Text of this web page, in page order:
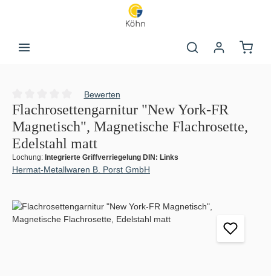
Durchschnittliche Bewertung von 0 von 5 Sternen
Bewerten
Flachrosettengarnitur "New York-FR
Magnetisch", Magnetische Flachrosette,
Edelstahl matt
Lochung: Integrierte Griffverriegelung DIN: Links
Hermat-Metallwaren B. Porst GmbH
Bildergalerie überspringen